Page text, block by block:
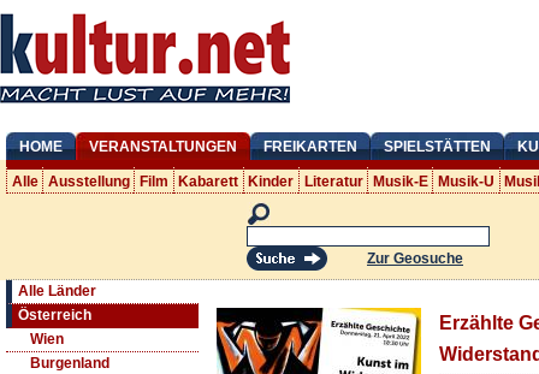
HOME VERANSTALTUNGEN FREIKARTEN SPIELSTÄTTEN
Alle Ausstellung Film Kabarett Kinder Literatur Musik-E Musik-U
Zur Geosuche
Alle Länder
Österreich
Wien
Burgenland
Erzählte